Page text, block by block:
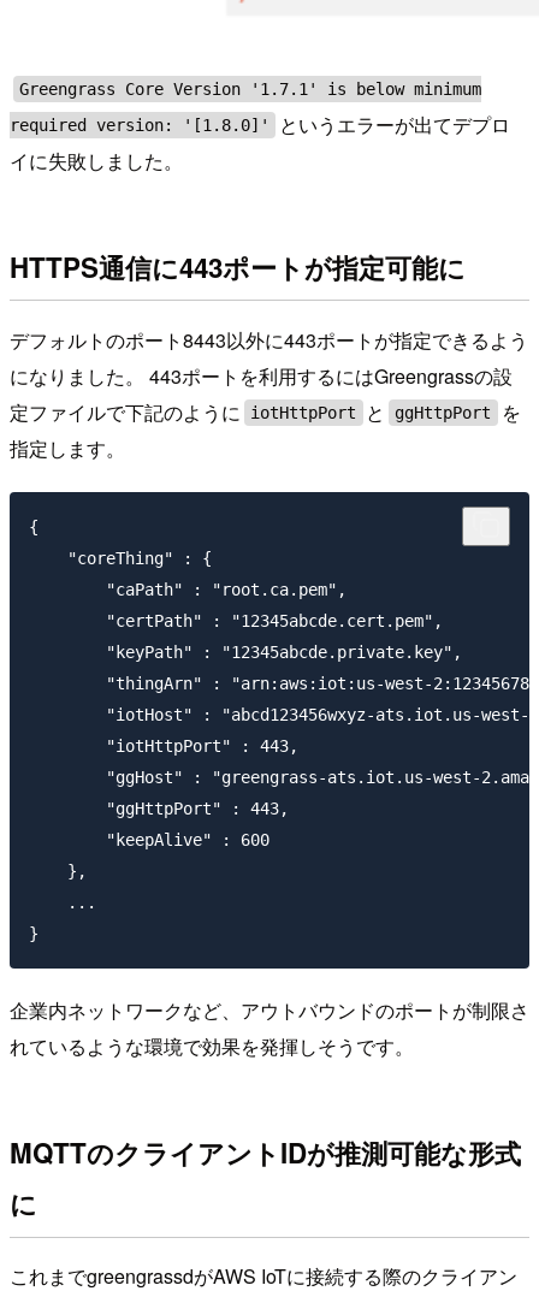
Greengrass Core Version '1.7.1' is below minimum
required version: '[1.8.0]'
というエラーが出てデプロ
イに失敗しました。
HTTPS通信に443ポートが指定可能に
デフォルトのポート8443以外に443ポートが指定できるよう
になりました。 443ポートを利用するにはGreengrassの設
定ファイルで下記のように
iotHttpPort と ggHttpPort
を
指定します。
{
    "coreThing" : {
        "caPath" : "root.ca.pem",
        "certPath" : "12345abcde.cert.pem",
        "keyPath" : "12345abcde.private.key",
"thingArn" : "arn:aws:iot:us-west-
"iotHost" : "abcd123456wxyz-ats.iot.us-west-
        "iotHttpPort" : 443,
"ggHost" : "greengrass-ats.iot.us-west-
        "ggHttpPort" : 443,
        "keepAlive" : 600
    },
    ...
企業内ネットワークなど、アウトバウンドのポートが制限さ
れているような環境で効果を発揮しそうです。
MQTTのクライアントIDが推測可能な形式
に
これまでgreengrassdがAWS IoTに接続する際のクライアン